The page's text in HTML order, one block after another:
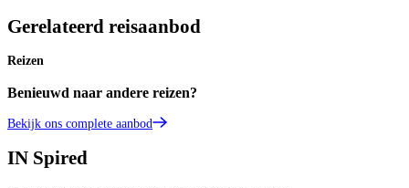
Gerelateerd reisaanbod
Reizen
Benieuwd naar andere reizen?
Bekijk ons complete aanbod
IN Spired